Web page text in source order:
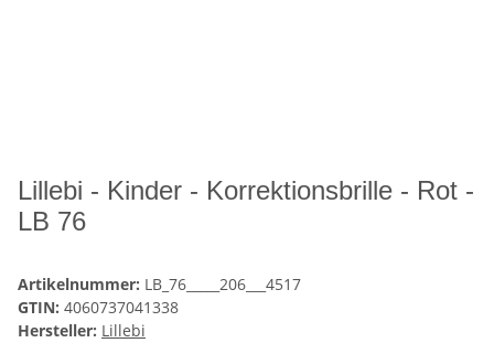
Lillebi - Kinder - Korrektionsbrille - Rot -
LB 76
Artikelnummer: LB_76_____206___4517
GTIN: 4060737041338
Hersteller: Lillebi